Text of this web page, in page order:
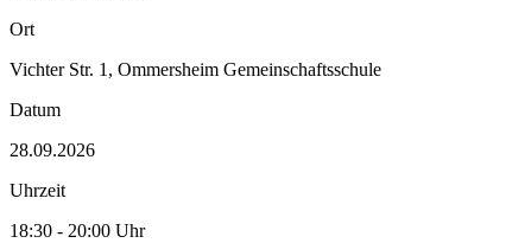
Ort
Vichter Str. 1, Ommersheim Gemeinschaftsschule
Datum
28.09.2026
Uhrzeit
18:30 - 20:00 Uhr